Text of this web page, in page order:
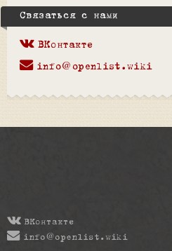
Связаться с нами
ВКонтакте
info@openlist.wiki
ВКонтакте
info@openlist.wiki